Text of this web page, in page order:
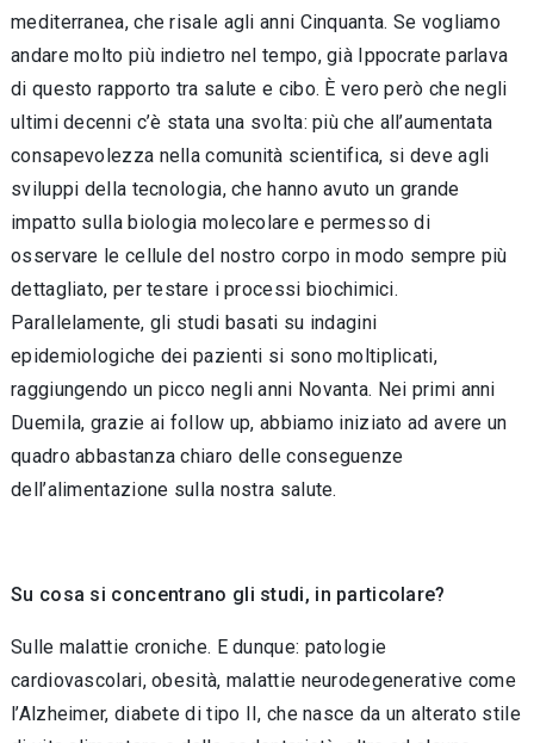
mediterranea, che risale agli anni Cinquanta. Se vogliamo
andare molto più indietro nel tempo, già Ippocrate parlava
di questo rapporto tra salute e cibo. È vero però che negli
ultimi decenni c’è stata una svolta: più che all’aumentata
consapevolezza nella comunità scientifica, si deve agli
sviluppi della tecnologia, che hanno avuto un grande
impatto sulla biologia molecolare e permesso di
osservare le cellule del nostro corpo in modo sempre più
dettagliato, per testare i processi biochimici.
Parallelamente, gli studi basati su indagini
epidemiologiche dei pazienti si sono moltiplicati,
raggiungendo un picco negli anni Novanta. Nei primi anni
Duemila, grazie ai follow up, abbiamo iniziato ad avere un
quadro abbastanza chiaro delle conseguenze
dell’alimentazione sulla nostra salute.
Su cosa si concentrano gli studi, in particolare?
Sulle malattie croniche. E dunque: patologie
cardiovascolari, obesità, malattie neurodegenerative come
l’Alzheimer, diabete di tipo II, che nasce da un alterato stile